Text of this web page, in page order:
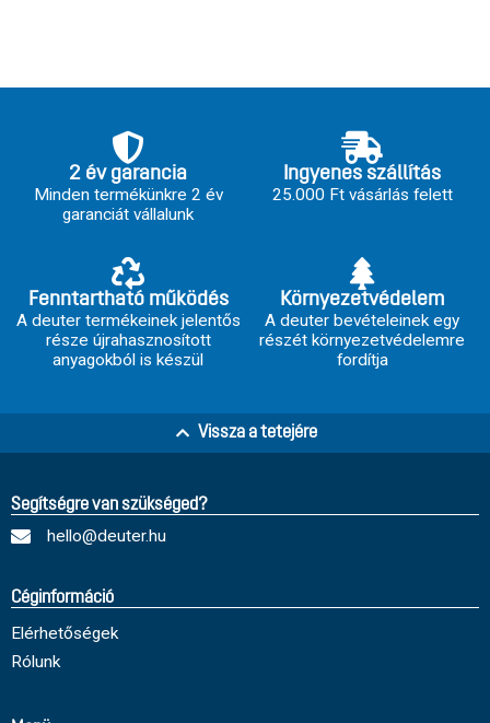
2 év garancia
Minden termékünkre 2 év
garanciát vállalunk
Ingyenes szállítás
25.000 Ft vásárlás felett
Fenntartható működés
A deuter termékeinek jelentős
része újrahasznosított
anyagokból is készül
Környezetvédelem
A deuter bevételeinek egy
részét környezetvédelemre
fordítja
Vissza a tetejére
Segítségre van szükséged?
hello@deuter.hu
Céginformáció
Elérhetőségek
Rólunk